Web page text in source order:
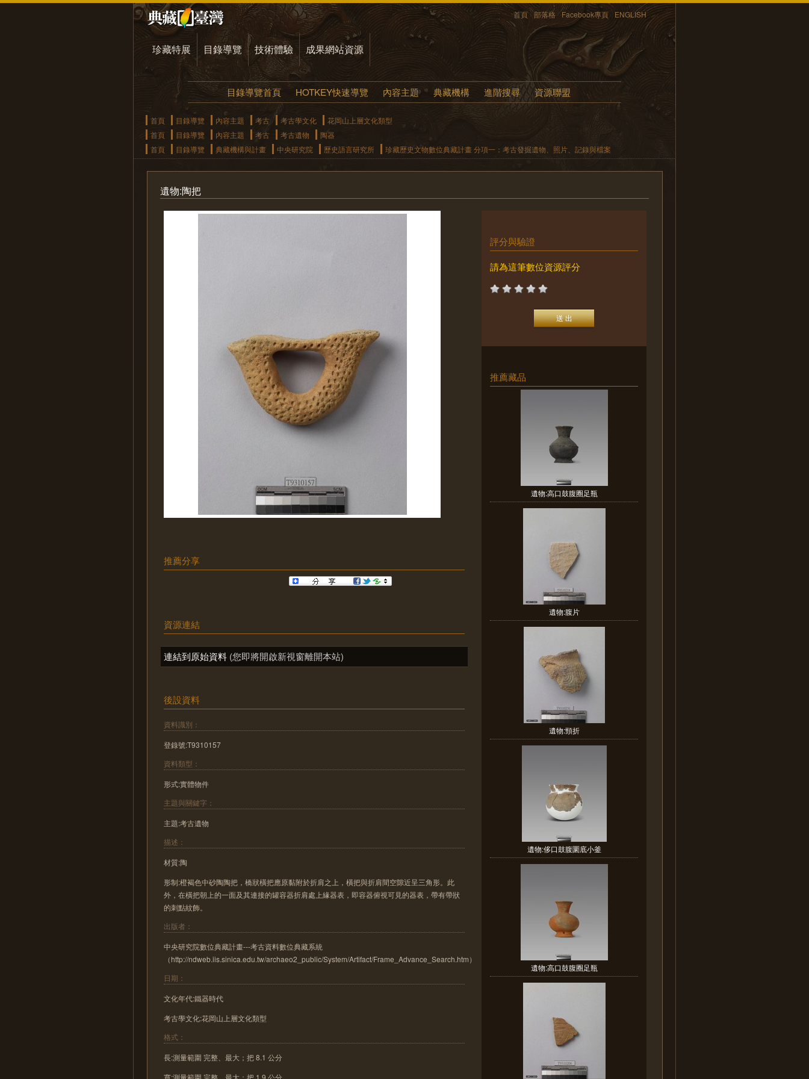
首頁 部落格 Facebook專頁 ENGLISH
珍藏特展 目錄導覽 技術體驗 成果網站資源
目錄導覽首頁 HOTKEY快速導覽 內容主題 典藏機構 進階搜尋 資源聯盟
首頁 目錄導覽 內容主題 考古 考古學文化
花岡山上層文化類型
首頁
目錄導覽 內容主題 考古 考古遺物
陶器
首頁
目錄導覽 典藏機構與計畫 中央研究院 歷史語言研究所 珍藏歷史文物數位典藏計畫 分項一：考古發掘遺物、照片、記錄與檔案
遺物:陶把
推薦分享
資源連結
連結到原始資料 (您即將開啟新視窗離開本站)
後設資料
資料識別：
登錄號:T9310157
資料類型：
形式:實體物件
主題與關鍵字：
主題:考古遺物
描述：
材質:陶
形制:橙褐色中砂陶陶把，橋狀橫把應原黏附於折肩之上，橫把與折肩間空隙近呈三角形。此
外，在橫把朝上的一面及其連接的罐容器折肩處上緣器表，即容器俯視可見的器表，帶有帶狀
的刺點紋飾。
出版者：
中央研究院數位典藏計畫---考古資料數位典藏系統
（http://ndweb.iis.sinica.edu.tw/archaeo2_public/System/Artifact/Frame_Advance_Search.htm）
日期：
文化年代:鐵器時代
考古學文化:花岡山上層文化類型
格式：
長:測量範圍 完整、最大；把 8.1 公分
寬:測量範圍 完整、最大；把 1.9 公分
評分與驗證
請為這筆數位資源評分
推薦藏品
遺物:高口鼓腹圈足瓶
遺物:腹片
遺物:頸折
遺物:侈口鼓腹圜底小釜
遺物:高口鼓腹圈足瓶